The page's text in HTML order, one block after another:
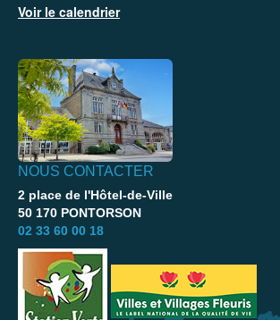
Voir le calendrier
NOUS CONTACTER
2 place de l'Hôtel-de-Ville
50 170 PONTORSON
02 33 60 00 18